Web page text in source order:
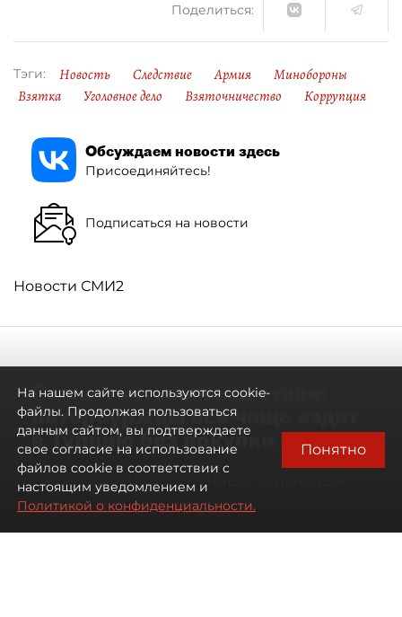
Поделиться:
Тэги: Новость Следствие Армия
Минобороны
Взятка
Уголовное дело Взяточничество Коррупция
Обсуждаем новости здесь
Присоединяйтесь!
Подписаться на новости
Новости СМИ2
Самостоятельными стали:
петербуржцы всё чаще ездят
в Турцию без покупки туров
Петербуржцы стали чаще отдыхать в
Турции без покупки туров
На нашем сайте используются cookie-
файлы. Продолжая пользоваться
данным сайтом, вы подтверждаете
свое согласие на использование
файлов cookie в соответствии с
настоящим уведомлением и
Политикой о конфиденциальности.
Понятно